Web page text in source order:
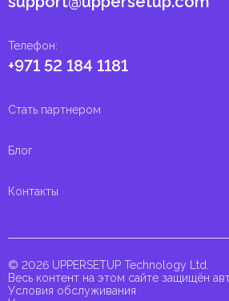
Телефон:
+971 52 184 1181
Стать партнером
Блог
Контакты
© 2026 UPPERSETUP Technology Ltd.
Весь контент на этом сайте защищён
Условия обслуживания